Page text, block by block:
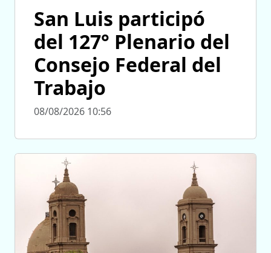
San Luis participó
del 127° Plenario del
Consejo Federal del
Trabajo
08/08/2026 10:56